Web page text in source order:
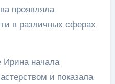
проявляла
в различных сферах
Ирина начала
и показала